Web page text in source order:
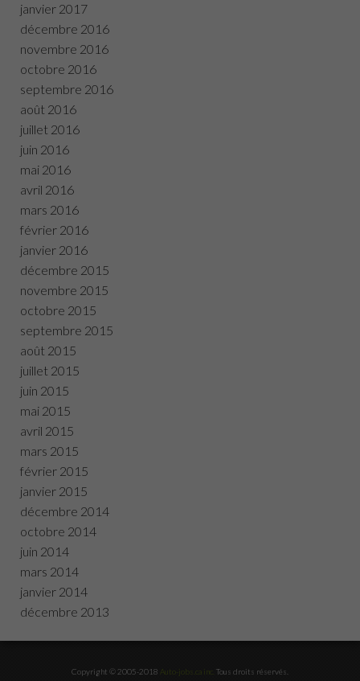
janvier 2017
décembre 2016
novembre 2016
octobre 2016
septembre 2016
août 2016
juillet 2016
juin 2016
mai 2016
avril 2016
mars 2016
février 2016
janvier 2016
décembre 2015
novembre 2015
octobre 2015
septembre 2015
août 2015
juillet 2015
juin 2015
mai 2015
avril 2015
mars 2015
février 2015
janvier 2015
décembre 2014
octobre 2014
juin 2014
mars 2014
janvier 2014
décembre 2013
Copyright © 2005-2018 Auto-jobs.ca inc. Tous droits réservés.